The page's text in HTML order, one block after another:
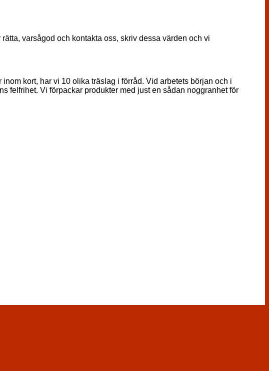
varsågod och kontakta oss, skriv dessa värden och vi
kort, har vi 10 olika träslag i förråd. Vid arbetets början och i
felfrihet. Vi förpackar produkter med just en sådan noggranhet för